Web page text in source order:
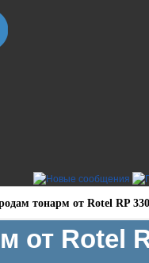
тонарм от Rotel RP
от Rotel